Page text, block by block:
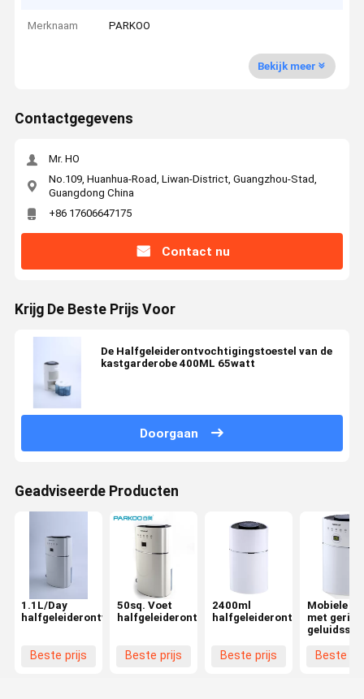
Merknaam PARKOO
Bekijk meer
Contactgegevens
Mr. HO
No.109, Huanhua-Road, Liwan-District, Guangzhou-Stad,
Guangdong China
+86 17606647175
Contact nu
Krijg De Beste Prijs Voor
De Halfgeleiderontvochtigingstoestel van de
kastgarderobe 400ML 65watt
Doorgaan
Geadviseerde Producten
1.1L/Day
halfgeleiderontvochtigingstoestel
Beste prijs
50sq. Voet
halfgeleiderontvochtigingstoestel
Beste prijs
2400ml
Beste prijs
Mobiele
met
Beste